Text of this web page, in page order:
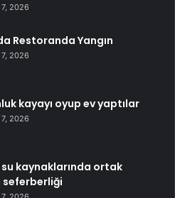
2026
Restoranda Yangın
2026
kayayı oyup ev yaptılar
2026
su kaynaklarında ortak
seferberliği